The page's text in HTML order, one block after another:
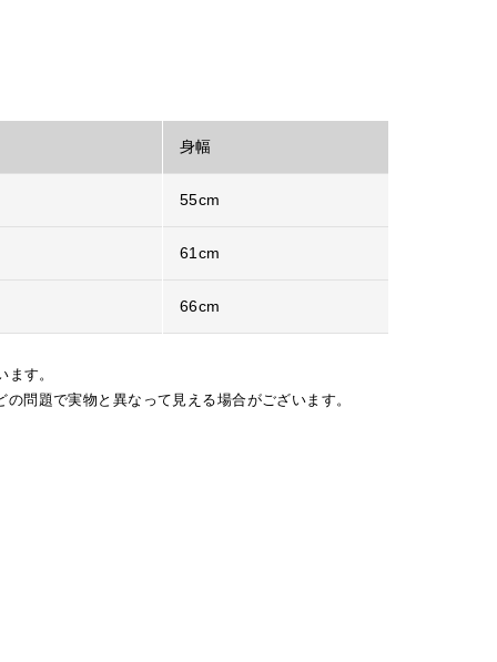
身幅
55cm
61cm
66cm
す。
問題で実物と異なって見える場合がございます。